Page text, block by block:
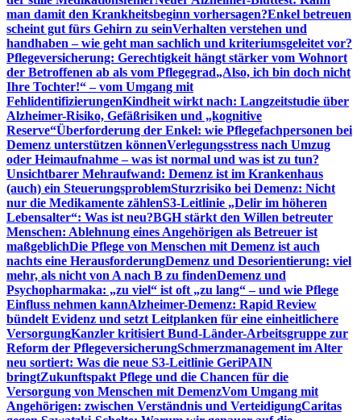
man damit den Krankheitsbeginn vorhersagen?Enkel betreuen
scheint gut fürs Gehirn zu seinVerhalten verstehen und
handhaben – wie geht man sachlich und kriteriumsgeleitet vor?
Pflegeversicherung: Gerechtigkeit hängt stärker vom Wohnort
der Betroffenen ab als vom Pflegegrad„Also, ich bin doch nicht
Ihre Tochter!“ – vom Umgang mit
FehlidentifizierungenKindheit wirkt nach: Langzeitstudie über
Alzheimer-Risiko, Gefäßrisiken und „kognitive
Reserve“Überforderung der Enkel: wie Pflegefachpersonen bei
Demenz unterstützen könnenVerlegungsstress nach Umzug
oder Heimaufnahme – was ist normal und was ist zu tun?
Unsichtbarer Mehraufwand: Demenz ist im Krankenhaus
(auch) ein SteuerungsproblemSturzrisiko bei Demenz: Nicht
nur die Medikamente zählenS3-Leitlinie „Delir im höheren
Lebensalter“: Was ist neu?BGH stärkt den Willen betreuter
Menschen: Ablehnung eines Angehörigen als Betreuer ist
maßgeblichDie Pflege von Menschen mit Demenz ist auch
nachts eine HerausforderungDemenz und Desorientierung: viel
mehr, als nicht von A nach B zu findenDemenz und
Psychopharmaka: „zu viel“ ist oft „zu lang“ – und wie Pflege
Einfluss nehmen kannAlzheimer-Demenz: Rapid Review
bündelt Evidenz und setzt Leitplanken für eine einheitlichere
VersorgungKanzler kritisiert Bund-Länder-Arbeitsgruppe zur
Reform der PflegeversicherungSchmerzmanagement im Alter
neu sortiert: Was die neue S3-Leitlinie GeriPAIN
bringtZukunftspakt Pflege und die Chancen für die
Versorgung von Menschen mit DemenzVom Umgang mit
Angehörigen: zwischen Verständnis und VerteidigungCaritas